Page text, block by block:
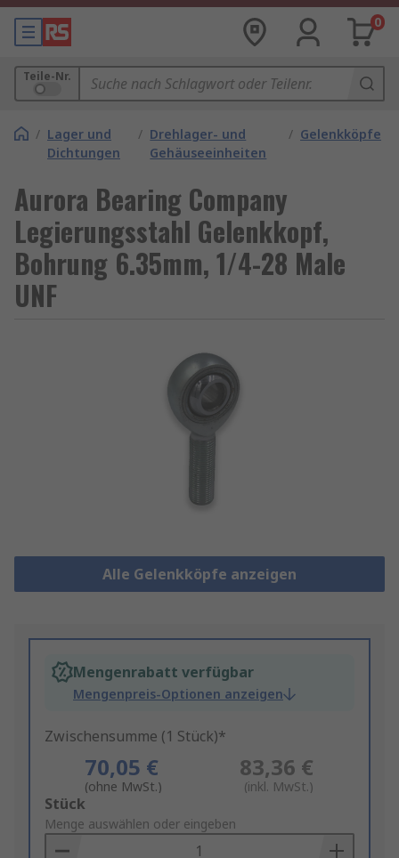
0
Teile-Nr.
/ Lager und
Dichtungen
/ Drehlager- und
Gehäuseeinheiten
/ Gelenkköpfe
Aurora Bearing Company
Legierungsstahl Gelenkkopf,
Bohrung 6.35mm, 1/4-28 Male
UNF
Alle Gelenkköpfe anzeigen
Mengenrabatt verfügbar
Mengenpreis-Optionen anzeigen
Zwischensumme (1 Stück)*
70,05 €
(ohne MwSt.)
83,36 €
(inkl. MwSt.)
Add
to
Basket
Stück
Menge auswählen oder eingeben